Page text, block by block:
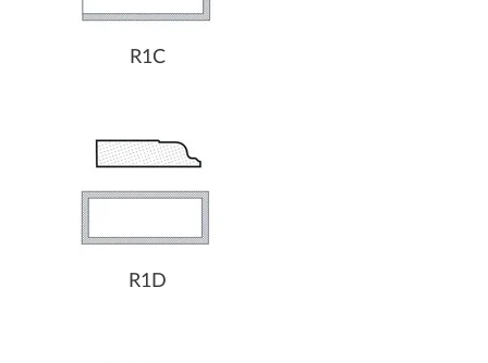
R1C
R1D